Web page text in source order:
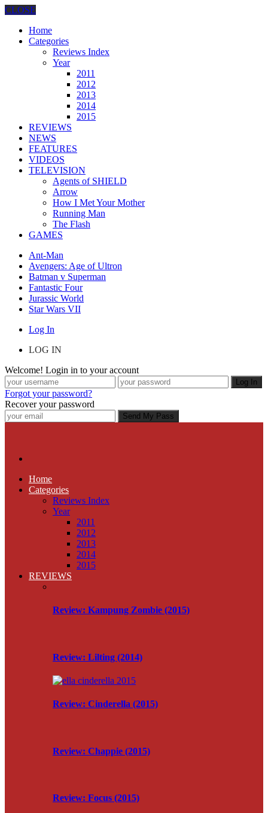
CLOSE
Home
Categories
Reviews Index
Year
2011
2012
2013
2014
2015
REVIEWS
NEWS
FEATURES
VIDEOS
TELEVISION
Agents of SHIELD
Arrow
How I Met Your Mother
Running Man
The Flash
GAMES
Ant-Man
Avengers: Age of Ultron
Batman v Superman
Fantastic Four
Jurassic World
Star Wars VII
Log In
LOG IN
Welcome! Login in to your account
Forgot your password?
Recover your password
Home
Categories
Reviews Index
Year
2011
2012
2013
2014
2015
REVIEWS
Review: Kampung Zombie (2015)
Review: Lilting (2014)
Review: Cinderella (2015)
Review: Chappie (2015)
Review: Focus (2015)